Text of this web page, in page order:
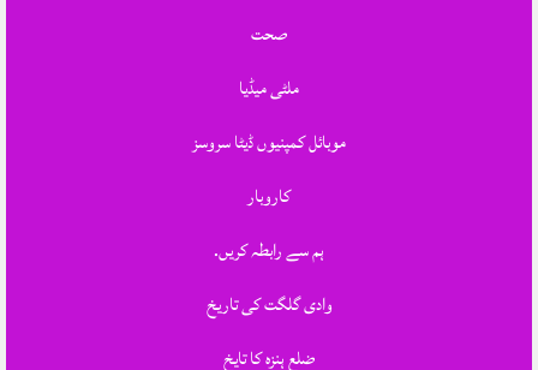
صحت
ملٹی میڈیا
موبائل کمپنیوں ڈیٹا سروسز
کاروبار
ہم سے رابطہ کریں.
وادی گلگت کی تاریخ
ضلع ہنزہ کا تایخ